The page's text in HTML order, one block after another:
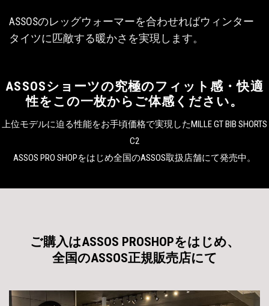
ASSOSのレッグウォーマーを合わせればウィンター
タイツに匹敵する暖かさを実現します。
ASSOSショーツの究極のフィット感・快適
性をこの一枚からご体感ください。
上位モデルに迫る性能をお手頃価格で実現したMILLE GT BIB SHORTS
C2
ASSOS PRO SHOPをはじめ全国のASSOS取扱店舗にて発売中。
ご購入はASSOS PROSHOPをはじめ、
全国のASSOS正規販売店にて